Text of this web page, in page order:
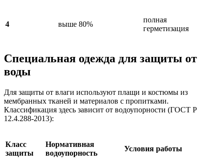
4 выше 80%
полная
герметизация
Специальная одежда для защиты от
воды
Для защиты от влаги используют плащи и костюмы из
мембранных тканей и материалов с пропитками.
Классификация здесь зависит от водоупорности (ГОСТ Р
12.4.288-2013):
Класс
защиты
Нормативная
водоупорность
Условия работы